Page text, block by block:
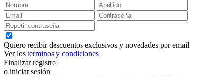
Quiero recibir descuentos exclusivos y novedades por email
Ver los términos y condiciones
Finalizar registro
o iniciar sesión